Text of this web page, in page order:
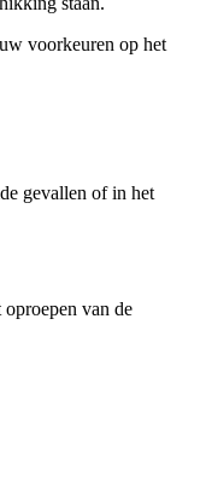
voorkeuren op het
gevallen of in het
van de